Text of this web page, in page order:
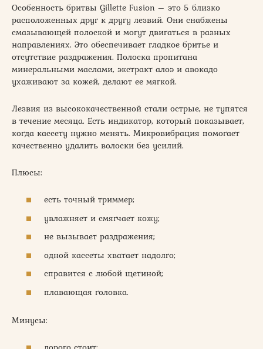
Особенность бритвы Gillette Fusion – это 5 близко
расположенных друг к другу лезвий. Они снабжены
смазывающей полоской и могут двигаться в разных
направлениях. Это обеспечивает гладкое бритье и
отсутствие раздражения. Полоска пропитана
минеральными маслами, экстракт алоэ и авокадо
ухаживают за кожей, делают ее мягкой.
Лезвия из высококачественной стали острые, не тупятся
в течение месяца. Есть индикатор, который показывает,
когда кассету нужно менять. Микровибрация помогает
качественно удалить волоски без усилий.
Плюсы:
есть точный триммер;
увлажняет и смягчает кожу;
не вызывает раздражения;
одной кассеты хватает надолго;
справится с любой щетиной;
плавающая головка.
Минусы: